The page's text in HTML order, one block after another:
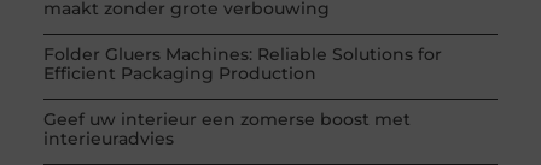
maakt zonder grote verbouwing
Folder Gluers Machines: Reliable Solutions for
Efficient Packaging Production
Geef uw interieur een zomerse boost met
interieuradvies